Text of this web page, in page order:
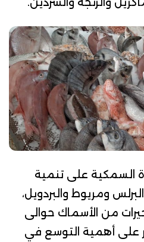
والرنجة والسردين.
السمكية على تنمية
ومريوط والبردويل،
من الأسماك حوالى
على أهمية التوسع في